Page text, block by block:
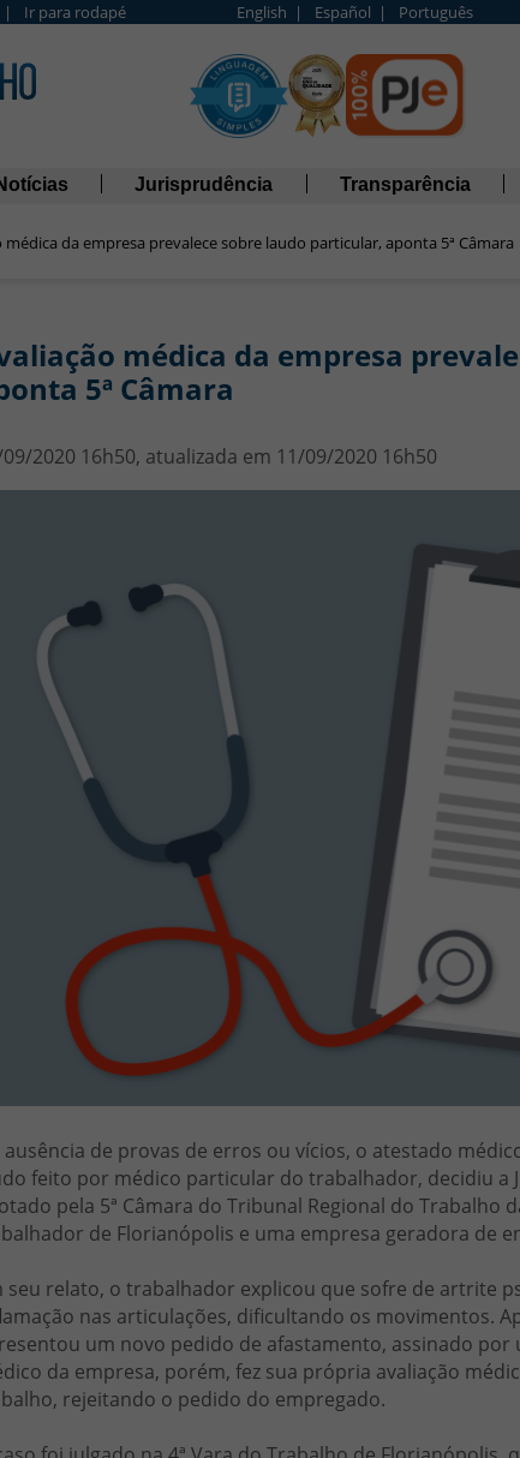
| Ir para rodapé English | Español | Português
Jurisprudência Transparência
médica da empresa prevalece sobre laudo particular, aponta 5ª Câmara
médica da empresa
5ª Câmara
2020 16h50, atualizada em 11/09/2020 16h50
ausência de provas de erros ou vícios, o atestado
feito por médico particular do trabalhador, decidiu a
pela 5ª Câmara do Tribunal Regional do Trabalho
de Florianópolis e uma empresa geradora de
seu relato, o trabalhador explicou que sofre de artrite
nas articulações, dificultando os movimentos.
um novo pedido de afastamento, assinado
da empresa, porém, fez sua própria avaliação
rejeitando o pedido do empregado.